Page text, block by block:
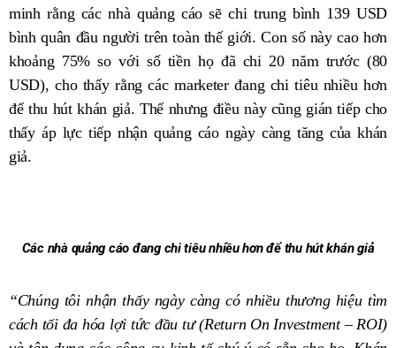
minh rằng các nhà quảng cáo sẽ chi trung bình 139 USD
bình quân đầu người trên toàn thế giới. Con số này cao hơn
khoảng 75% so với số tiền họ đã chi 20 năm trước (80
USD), cho thấy rằng các marketer đang chi tiêu nhiều hơn
để thu hút khán giả. Thế nhưng điều này cũng gián tiếp cho
thấy áp lực tiếp nhận quảng cáo ngày càng tăng của khán
giả.
Các nhà quảng cáo đang chi tiêu nhiều hơn để thu hút khán giả
“Chúng tôi nhận thấy ngày càng có nhiều thương hiệu tìm
cách tối đa hóa lợi tức đầu tư (Return On Investment – ROI)